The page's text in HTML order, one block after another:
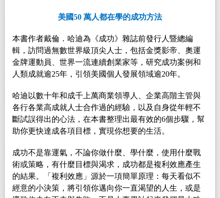
美國50 萬人都在學的成功方法
本書作者戴倫．哈迪為《成功》雜誌前發行人暨總編
輯，訪問過無數世界級頂尖人士，包括金獎影帝、奧運
金牌運動員、世界一流連續創業家等，研究成功案例和
人類成就逾25年，引領美國個人發展領域逾20年。
哈迪以數十年和成千上萬商業領導人、企業高階主管與
各行各業高成就人士合作過的經驗，以及自身從年輕不
斷試誤得出的心法，在本書整理出最有效的6個步驟，幫
助你更快達成各項目標，實現你想要的生活。
成功不是靠運氣，不論你做什麼、學什麼，使用什麼戰
術或策略，有什麼目標與渴求，成功都是複利效應產生
的結果。「複利效應」源於一項簡單原理：每天看似不
經意的小決策，將引領你邁向你一直渴望的人生，或是